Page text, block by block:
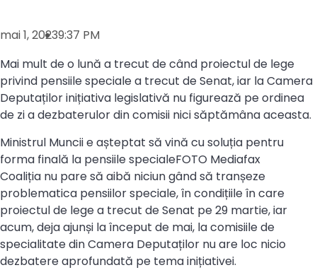
mai 1, 20239:37 PM
Mai mult de o lună a trecut de când proiectul de lege
privind pensiile speciale a trecut de Senat, iar la Camera
Deputaților inițiativa legislativă nu figurează pe ordinea
de zi a dezbaterulor din comisii nici săptămâna aceasta.
Ministrul Muncii e așteptat să vină cu soluția pentru
forma finală la pensiile specialeFOTO Mediafax
Coaliția nu pare să aibă niciun gând să tranșeze
problematica pensiilor speciale, în condițiile în care
proiectul de lege a trecut de Senat pe 29 martie, iar
acum, deja ajunși la început de mai, la comisiile de
specialitate din Camera Deputaților nu are loc nicio
dezbatere aprofundată pe tema inițiativei.